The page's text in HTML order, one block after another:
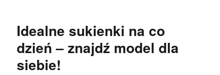
Idealne sukienki na co
dzień – znajdź model dla
siebie!